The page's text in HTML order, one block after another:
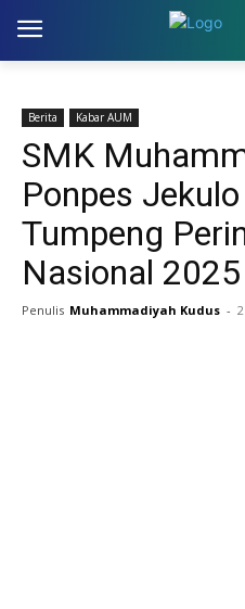
Berita Kabar AUM
SMK
Ponpes
Tumpeng
Nasional 2025
Penulis Muhammadiyah Kudus -